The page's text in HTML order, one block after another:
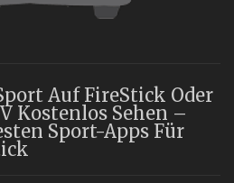
Auf FireStick Oder
Kostenlos Sehen –
Sport-Apps Für